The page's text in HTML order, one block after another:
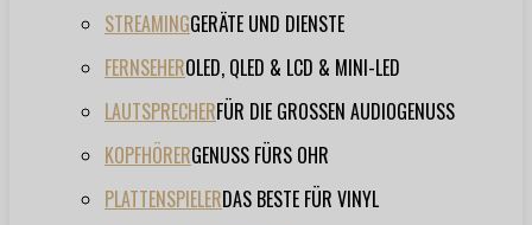
STREAMINGGERÄTE UND DIENSTE
FERNSEHEROLED, QLED & LCD & MINI-LED
LAUTSPRECHERFÜR DIE GROSSEN AUDIOGENUSS
KOPFHÖRERGENUSS FÜRS OHR
PLATTENSPIELERDAS BESTE FÜR VINYL